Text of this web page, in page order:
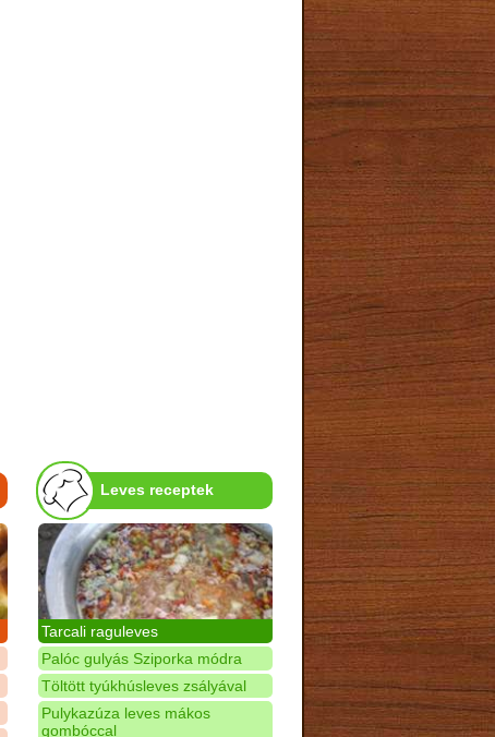
Leves receptek
Tarcali raguleves
Palóc gulyás Sziporka módra
Töltött tyúkhúsleves zsályával
Pulykazúza leves mákos
gombóccal